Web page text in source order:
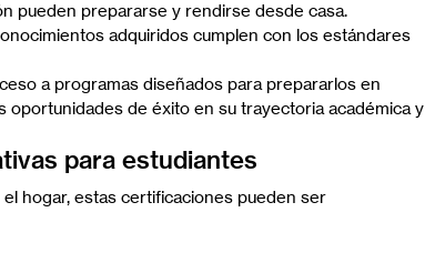
pueden prepararse y rendirse desde casa.
adquiridos cumplen con los estándares
a programas diseñados para prepararlos en
de éxito en su trayectoria académica y
para estudiantes
hogar, estas certificaciones pueden ser